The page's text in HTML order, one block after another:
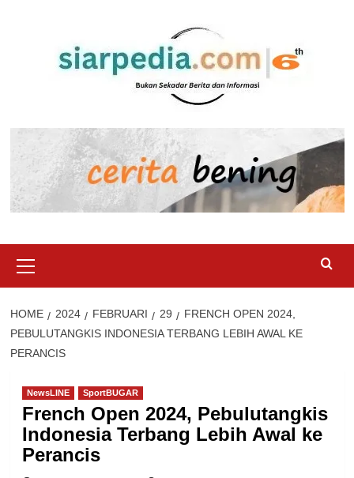
Menu
HOME 2024 FEBRUARI 29
FRENCH OPEN 2024,
PEBULUTANGKIS INDONESIA TERBANG LEBIH AWAL KE
PERANCIS
NewsLINE SportBUGAR
French Open 2024, Pebulutangkis
Indonesia Terbang Lebih Awal ke
Perancis